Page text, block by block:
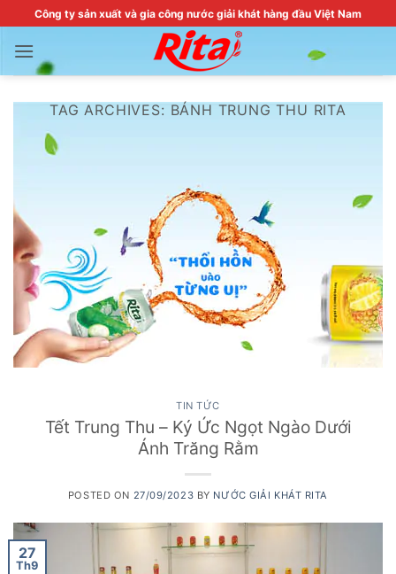
to
content
Công ty sản xuất và gia công nước giải khát hàng đầu Việt Nam
TAG ARCHIVES: BÁNH TRUNG THU RITA
TIN TỨC
Tết Trung Thu – Ký Ức Ngọt Ngào Dưới
Ánh Trăng Rằm
POSTED ON 27/09/2023 BY NƯỚC GIẢI KHÁT RITA
27
Th9